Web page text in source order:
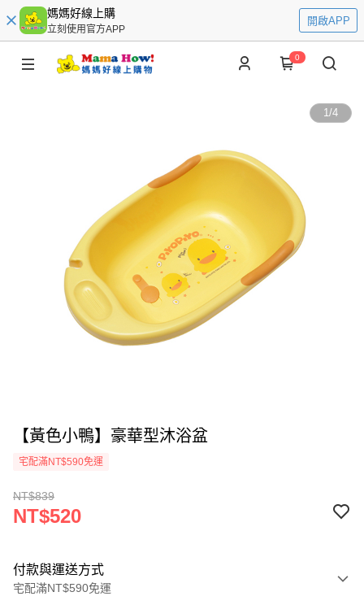
媽媽好線上購
立刻使用官方APP
開啟APP
0
1/4
【黃色小鴨】豪華型沐浴盆
宅配滿NT$590免運
NT$839
NT$520
付款與運送方式
宅配滿NT$590免運